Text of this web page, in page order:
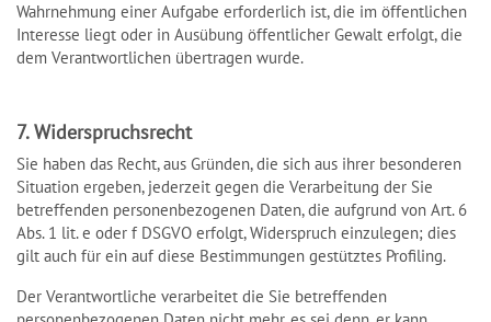
Wahrnehmung einer Aufgabe erforderlich ist, die im öffentlichen
Interesse liegt oder in Ausübung öffentlicher Gewalt erfolgt, die
dem Verantwortlichen übertragen wurde.
7. Widerspruchsrecht
Sie haben das Recht, aus Gründen, die sich aus ihrer besonderen
Situation ergeben, jederzeit gegen die Verarbeitung der Sie
betreffenden personenbezogenen Daten, die aufgrund von Art. 6
Abs. 1 lit. e oder f DSGVO erfolgt, Widerspruch einzulegen; dies
gilt auch für ein auf diese Bestimmungen gestütztes Profiling.
Der Verantwortliche verarbeitet die Sie betreffenden